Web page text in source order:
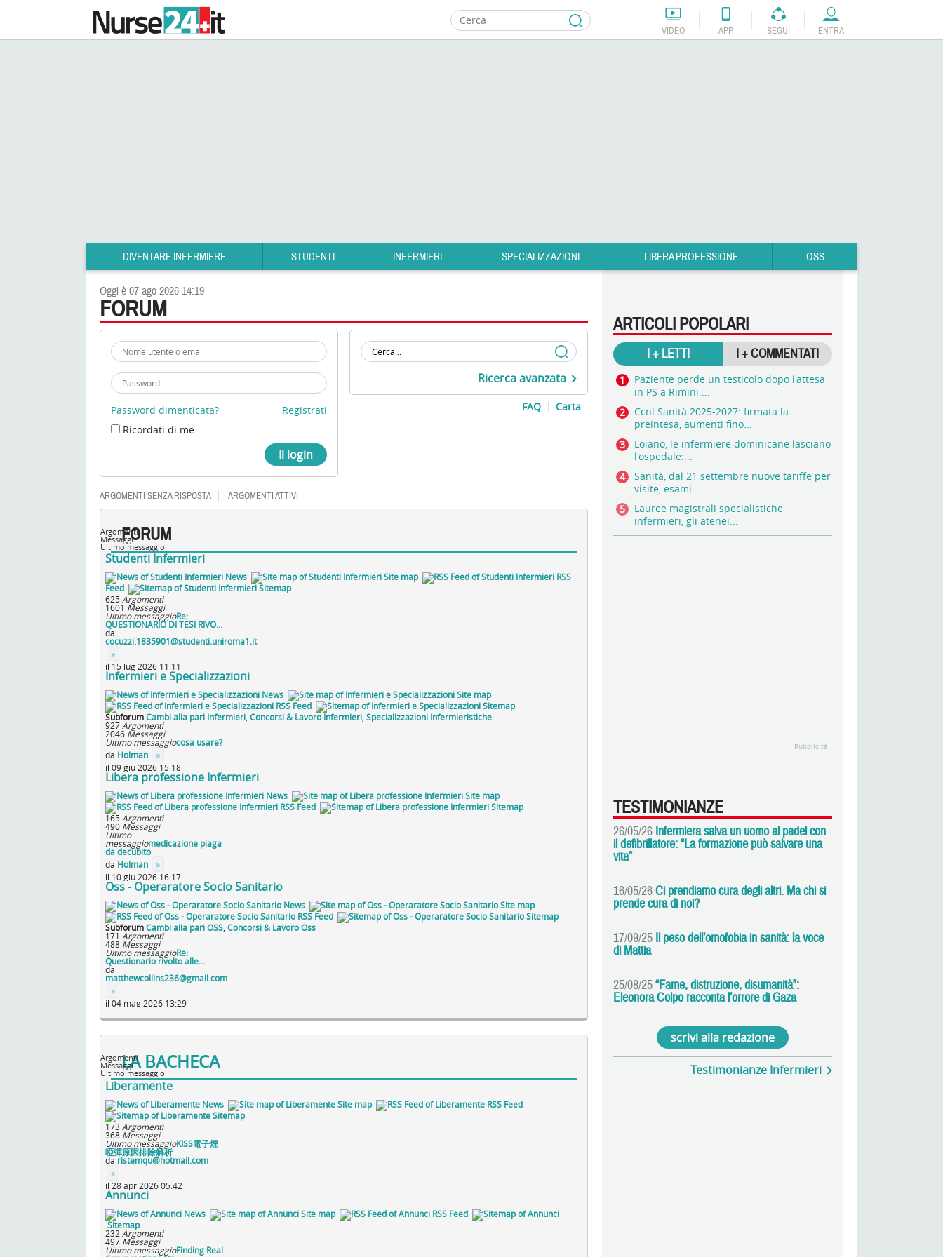
VIDEO APP SEGUI ENTRA
DIVENTARE INFERMIERE STUDENTI INFERMIERI SPECIALIZZAZIONI LIBERA PROFESSIONE OSS
FORUM
Oggi è 07 ago 2026 14:19
Password dimenticata?
Registrati
Ricordati di me
Ricerca avanzata
Carta
FAQ
ARGOMENTI SENZA RISPOSTA ARGOMENTI ATTIVI
FORUM
Argomenti
Messaggi
Ultimo messaggio
Studenti Infermieri
News Site map
RSS
Feed
Sitemap
625 Argomenti
1601 Messaggi
Ultimo messaggioRe:
QUESTIONARIO DI TESI RIVO…
da
cocuzzi.1835901@studenti.uniroma1.it
»
il 15 lug 2026 11:11
Infermieri e Specializzazioni
News
Site map
RSS Feed
Sitemap
SubforumCambi alla pari Infermieri Concorsi & Lavoro Infermieri Specializzazioni Infermieristiche
927 Argomenti
2046 Messaggi
Ultimo messaggiocosa usare?
da Holman
»
il 09 giu 2026 15:18
Libera professione Infermieri
News
Site map
RSS Feed
Sitemap
165 Argomenti
490 Messaggi
Ultimo
messaggiomedicazione piaga
da decubito
da Holman
»
il 10 giu 2026 16:17
Oss - Operaratore Socio Sanitario
News
Site map
RSS Feed
Sitemap
SubforumCambi alla pari OSS Concorsi & Lavoro Oss
171 Argomenti
488 Messaggi
Ultimo messaggioRe:
Questionario rivolto alle…
da
matthewcollins236@gmail.com
»
il 04 mag 2026 13:29
LA BACHECA
Argomenti
Messaggi
Ultimo messaggio
Liberamente
News Site map
RSS Feed
Sitemap
173 Argomenti
368 Messaggi
Ultimo messaggioKISS電子煙
啞彈原因排除解析
daristemqu@hotmail.com
»
il 28 apr 2026 05:42
Annunci
News Site map
RSS Feed
Sitemap
232 Argomenti
497 Messaggi
Ultimo messaggioFinding Real
ARTICOLI POPOLARI
I + LETTI I + COMMENTATI
Paziente perde un testicolo dopo l'attesa
in PS a Rimini:...
Ccnl Sanità 2025-2027: firmata la
preintesa, aumenti fino...
Loiano, le infermiere dominicane lasciano
l'ospedale:...
Sanità, dal 21 settembre nuove tariffe per
visite, esami...
Lauree magistrali specialistiche
infermieri, gli atenei...
Pubblicità
TESTIMONIANZE
26/05/26 Infermiera salva un uomo al padel con
il defibrillatore: “La formazione può salvare una
vita”
16/05/26Ci prendiamo cura degli altri. Ma chi si
prende cura di noi?
17/09/25 Il peso dell’omofobia in sanità: la voce
di Mattia
25/08/25“Fame, distruzione, disumanità”:
Eleonora Colpo racconta l’orrore di Gaza
scrivi alla redazione
Testimonianze Infermieri